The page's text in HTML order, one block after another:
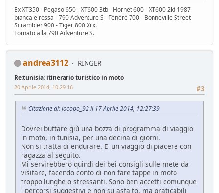
Ex XT350 - Pegaso 650 - XT600 3tb - Hornet 600 - XT600 2kf 1987
bianca e rossa - 790 Adventure S - Ténéré 700 - Bonneville Street
Scrambler 900 - Tiger 800 Xrx.
Tornato alla 790 Adventure S.
andrea3112 RINGER
Re:tunisia: itinerario turistico in moto
#3
20 Aprile 2014, 10:29:16
Citazione di: jacopo_92 il 17 Aprile 2014, 12:27:39
Dovrei buttare giù una bozza di programma di viaggio
in moto, in tunisia, per una decina di giorni.
Non si tratta di endurare. E' un viaggio di piacere con
ragazza al seguito.
Mi servirebbero quindi dei bei consigli sulle mete da
visitare, facendo conto di non fare tappe in moto
troppo lunghe o stressanti. Sono ben accetti comunque
i percorsi suggestivi e non su asfalto, ma praticabili